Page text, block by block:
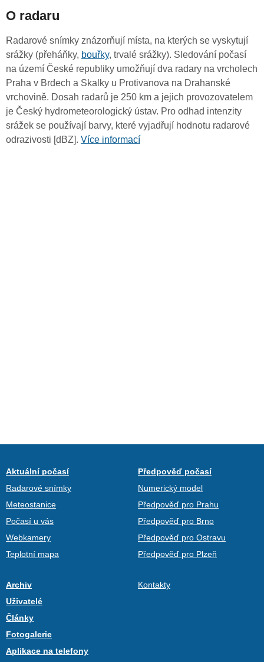
O radaru
Radarové snímky znázorňují místa, na kterých se vyskytují
srážky (přeháňky, bouřky, trvalé srážky). Sledování počasí
na území České republiky umožňují dva radary na vrcholech
Praha v Brdech a Skalky u Protivanova na Drahanské
vrchovině. Dosah radarů je 250 km a jejich provozovatelem
je Český hydrometeorologický ústav. Pro odhad intenzity
srážek se používají barvy, které vyjadřují hodnotu radarové
odrazivosti [dBZ]. Více informací
Aktuální počasí
Radarové snímky
Meteostanice
Počasí u vás
Webkamery
Teplotní mapa
Předpověď počasí
Numerický model
Předpověď pro Prahu
Předpověď pro Brno
Předpověď pro Ostravu
Předpověď pro Plzeň
Archiv
Uživatelé
Články
Fotogalerie
Aplikace na telefony
Kontakty